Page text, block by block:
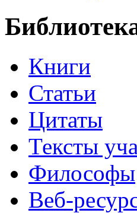
Книги
Статьи
Цитаты
Тексты
Философы
Веб-